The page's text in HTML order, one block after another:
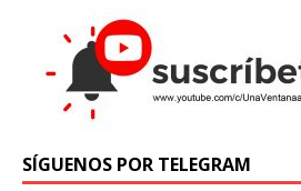
Ver más...
Síguenos
SÍGUENOS POR TELEGRAM